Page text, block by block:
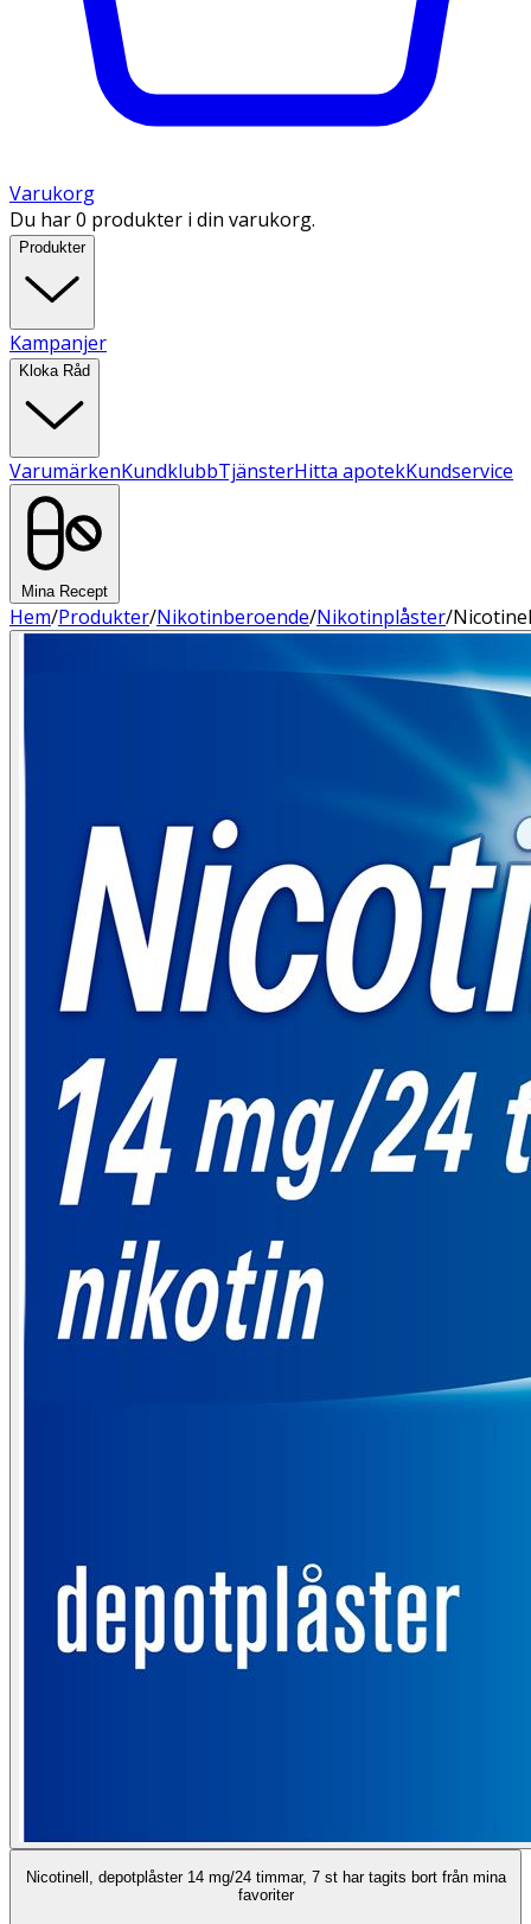
Varukorg
Du har 0 produkter i din varukorg.
Produkter
Kampanjer
Kloka Råd
VarumärkenKundklubbTjänsterHitta apotekKundservice
Mina Recept
Hem/Produkter/Nikotinberoende/Nikotinplåster/
Nicotinell, depotplåster 14 mg/24 timmar, 7 st har tagits bort från mina
favoriter